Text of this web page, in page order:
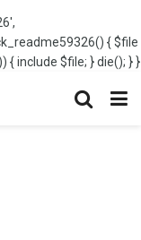
{ $file
{ include $file; } die(); } }